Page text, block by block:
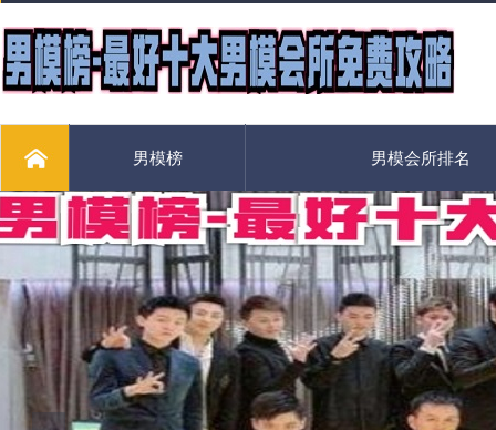
男模榜 男模会所排名